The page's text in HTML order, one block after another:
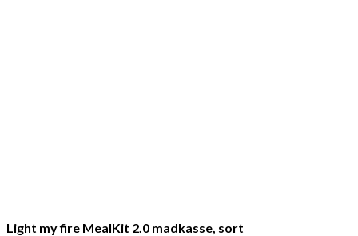
Light my fire MealKit 2.0 madkasse, sort